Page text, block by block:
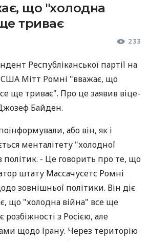
що "холодна
триває
233
Республіканської партії на
Мітт Ромні "вважає, що
ще триває". Про це заявив віце-
Байден.
або він, як і
менталітету "холодної
політик. - Це говорить про те, що
штату Массачусетс Ромні
зовнішньої політики. Він діє
що "холодна війна" все ще
розбіжності з Росією, але
щодо Ірану. Через територію